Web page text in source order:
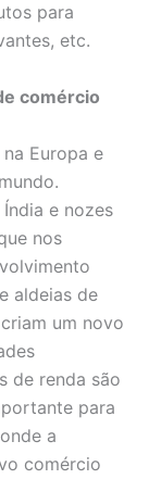
para
etc.
comércio
Europa e
e nozes
nos
aldeias de
um novo
de renda são
para
a
comércio